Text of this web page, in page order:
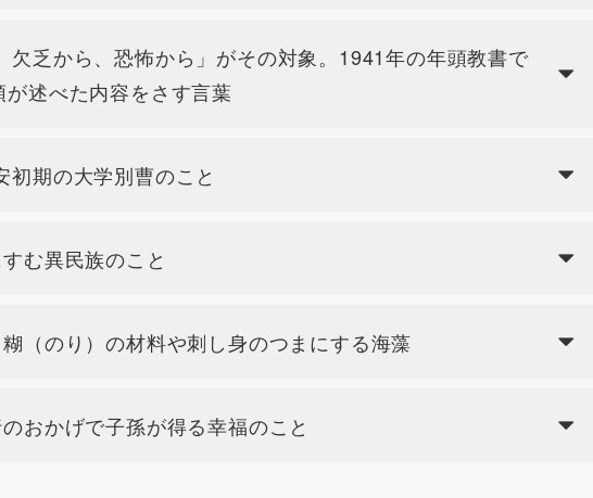
乏から、恐怖から」がその対象。1941年の年頭教書で
述べた内容をさす言葉
期の大学別曹のこと
む異民族のこと
（のり）の材料や刺し身のつまにする海藻
おかげで子孫が得る幸福のこと